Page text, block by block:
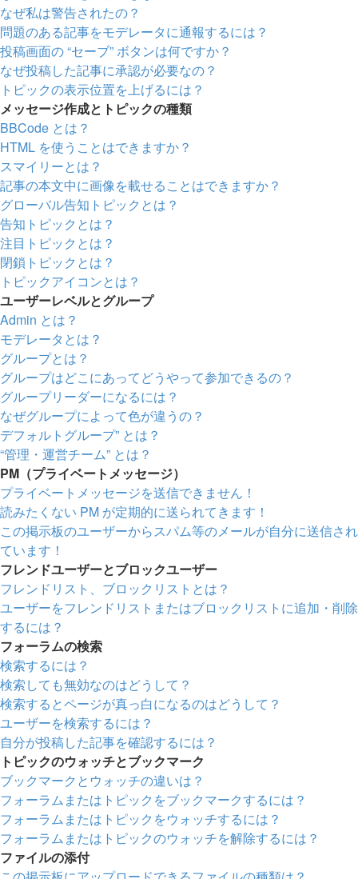
なぜ私は警告されたの？
問題のある記事をモデレータに通報するには？
投稿画面の “セーブ” ボタンは何ですか？
なぜ投稿した記事に承認が必要なの？
トピックの表示位置を上げるには？
メッセージ作成とトピックの種類
BBCode とは？
HTML を使うことはできますか？
スマイリーとは？
記事の本文中に画像を載せることはできますか？
グローバル告知トピックとは？
告知トピックとは？
注目トピックとは？
閉鎖トピックとは？
トピックアイコンとは？
ユーザーレベルとグループ
Admin とは？
モデレータとは？
グループとは？
グループはどこにあってどうやって参加できるの？
グループリーダーになるには？
なぜグループによって色が違うの？
デフォルトグループ” とは？
“管理・運営チーム” とは？
PM（プライベートメッセージ）
プライベートメッセージを送信できません！
読みたくない PM が定期的に送られてきます！
この掲示板のユーザーからスパム等のメールが自分に送信され
ています！
フレンドユーザーとブロックユーザー
フレンドリスト、ブロックリストとは？
ユーザーをフレンドリストまたはブロックリストに追加・削除
するには？
フォーラムの検索
検索するには？
検索しても無効なのはどうして？
検索するとページが真っ白になるのはどうして？
ユーザーを検索するには？
自分が投稿した記事を確認するには？
トピックのウォッチとブックマーク
ブックマークとウォッチの違いは？
フォーラムまたはトピックをブックマークするには？
フォーラムまたはトピックをウォッチするには？
フォーラムまたはトピックのウォッチを解除するには？
ファイルの添付